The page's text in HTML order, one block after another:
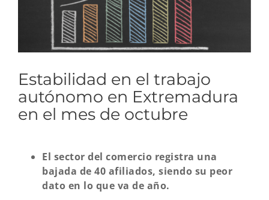
Estabilidad en el trabajo
autónomo en Extremadura
en el mes de octubre
El sector del comercio registra una
bajada de 40 afiliados, siendo su peor
dato en lo que va de año.